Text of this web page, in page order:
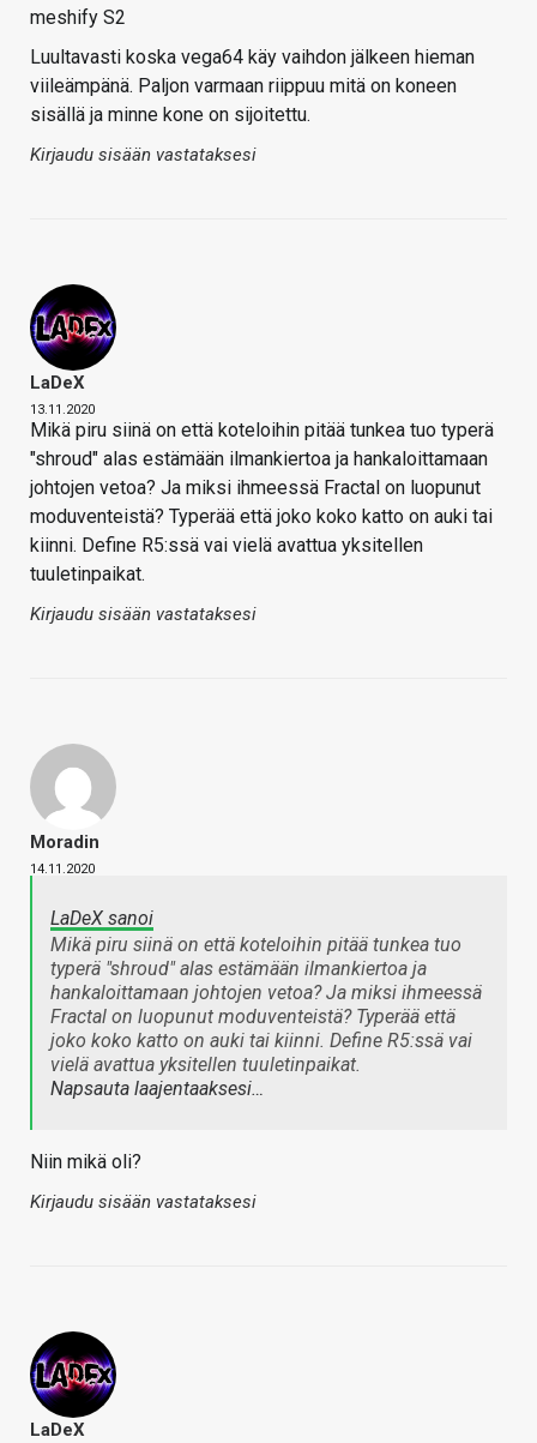
meshify S2
Luultavasti koska vega64 käy vaihdon jälkeen hieman
viileämpänä. Paljon varmaan riippuu mitä on koneen
sisällä ja minne kone on sijoitettu.
Kirjaudu sisään vastataksesi
LaDeX
13.11.2020
Mikä piru siinä on että koteloihin pitää tunkea tuo typerä
"shroud" alas estämään ilmankiertoa ja hankaloittamaan
johtojen vetoa? Ja miksi ihmeessä Fractal on luopunut
moduventeistä? Typerää että joko koko katto on auki tai
kiinni. Define R5:ssä vai vielä avattua yksitellen
tuuletinpaikat.
Kirjaudu sisään vastataksesi
Moradin
14.11.2020
LaDeX sanoi
Mikä piru siinä on että koteloihin pitää tunkea tuo
typerä "shroud" alas estämään ilmankiertoa ja
hankaloittamaan johtojen vetoa? Ja miksi ihmeessä
Fractal on luopunut moduventeistä? Typerää että
joko koko katto on auki tai kiinni. Define R5:ssä vai
vielä avattua yksitellen tuuletinpaikat.
Napsauta laajentaaksesi…
Niin mikä oli?
Kirjaudu sisään vastataksesi
LaDeX